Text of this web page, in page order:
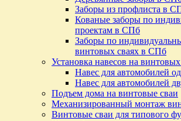
Заборы из профлиста в
Кованые заборы по
проектам в СПб
Заборы по
винтовых сваях в СПб
Установка навесов на винтовых
Навес для автомобилей
Навес для автомобилей
Подъем дома на винтовые сваи
Механизированный монтаж
Винтовые сваи для типового